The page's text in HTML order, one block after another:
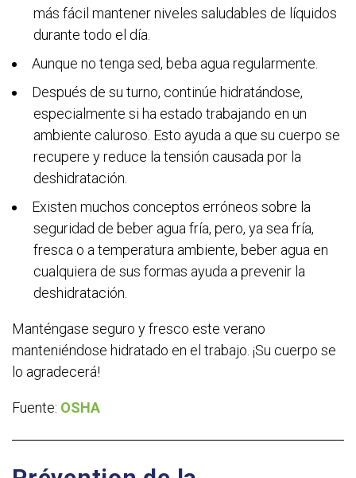
más fácil mantener niveles saludables de líquidos
durante todo el día.
Aunque no tenga sed, beba agua regularmente.
Después de su turno, continúe hidratándose,
especialmente si ha estado trabajando en un
ambiente caluroso. Esto ayuda a que su cuerpo se
recupere y reduce la tensión causada por la
deshidratación.
Existen muchos conceptos erróneos sobre la
seguridad de beber agua fría, pero, ya sea fría,
fresca o a temperatura ambiente, beber agua en
cualquiera de sus formas ayuda a prevenir la
deshidratación.
Manténgase seguro y fresco este verano
manteniéndose hidratado en el trabajo. ¡Su cuerpo se
lo agradecerá!
Fuente: OSHA